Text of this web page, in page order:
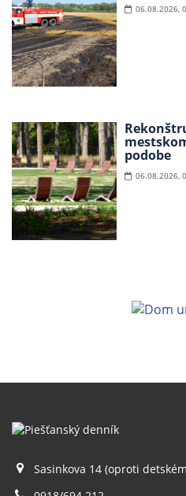
06.08.2026,
podobe
06.08.2026,
Sasinkova 14 (oproti